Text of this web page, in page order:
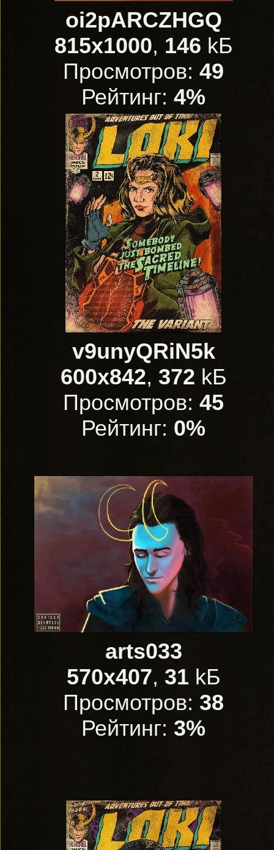
oi2pARCZHGQ
815x1000, 146 kБ
Просмотров: 49
Рейтинг: 4%
v9unyQRiN5k
600x842, 372 kБ
Просмотров: 45
Рейтинг: 0%
arts033
570x407, 31 kБ
Просмотров: 38
Рейтинг: 3%